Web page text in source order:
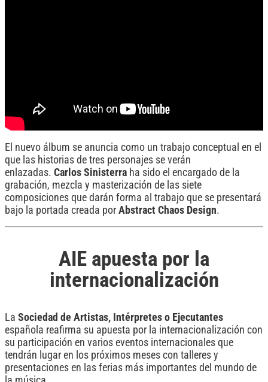
El nuevo álbum se anuncia como un trabajo conceptual en el
que las historias de tres personajes se verán
enlazadas. Carlos Sinisterra ha sido el encargado de la
grabación, mezcla y masterización de las siete
composiciones que darán forma al trabajo que se presentará
bajo la portada creada por Abstract Chaos Design.
AIE apuesta por la
internacionalización
La Sociedad de Artistas, Intérpretes o Ejecutantes
española reafirma su apuesta por la internacionalización con
su participación en varios eventos internacionales que
tendrán lugar en los próximos meses con talleres y
presentaciones en las ferias más importantes del mundo de